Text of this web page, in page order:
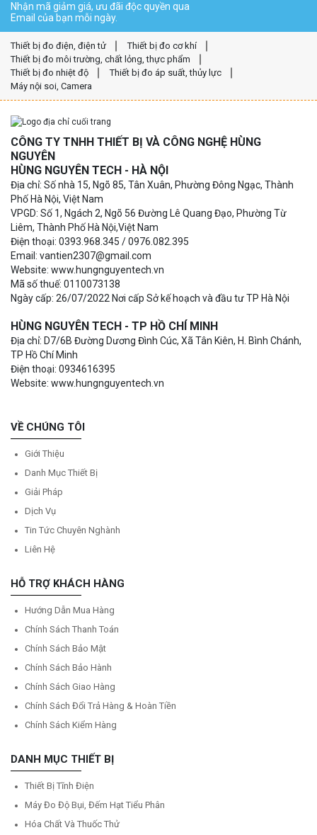
Nhận mã giảm giá, ưu đãi độc quyền qua
Email của bạn mỗi ngày.
Thiết bị đo điện, điện tử
Thiết bị đo cơ khí
Thiết bị đo môi trường, chất lỏng, thực phẩm
Thiết bị đo nhiệt độ
Thiết bị đo áp suất, thủy lực
Máy nội soi, Camera
CÔNG TY TNHH THIẾT BỊ VÀ CÔNG NGHỆ HÙNG
NGUYÊN
HÙNG NGUYÊN TECH - HÀ NỘI
Địa chỉ: Số nhà 15, Ngõ 85, Tân Xuân, Phường Đông Ngạc, Thành
Phố Hà Nội, Việt Nam
VPGD: Số 1, Ngách 2, Ngõ 56 Đường Lê Quang Đạo, Phường Từ
Liêm, Thành Phố Hà Nội,Việt Nam
Điện thoại: 0393.968.345 / 0976.082.395
Email: vantien2307@gmail.com
Website: www.hungnguyentech.vn
Mã số thuế: 0110073138
Ngày cấp: 26/07/2022 Nơi cấp Sở kế hoạch và đầu tư TP Hà Nội
HÙNG NGUYÊN TECH - TP HỒ CHÍ MINH
Địa chỉ: D7/6B Đường Dương Đình Cúc, Xã Tân Kiên, H. Bình Chánh,
TP Hồ Chí Minh
Điện thoại: 0934616395
Website: www.hungnguyentech.vn
VỀ CHÚNG TÔI
Giới Thiệu
Danh Mục Thiết Bị
Giải Pháp
Dịch Vụ
Tin Tức Chuyên Nghành
Liên Hệ
HỖ TRỢ KHÁCH HÀNG
Hướng Dẫn Mua Hàng
Chính Sách Thanh Toán
Chính Sách Bảo Mật
Chính Sách Bảo Hành
Chính Sách Giao Hàng
Chính Sách Đổi Trả Hàng & Hoàn Tiền
Chính Sách Kiểm Hàng
DANH MỤC THIẾT BỊ
Thiết Bị Tĩnh Điện
Máy Đo Độ Bụi, Đếm Hạt Tiểu Phân
Hóa Chất Và Thuốc Thử